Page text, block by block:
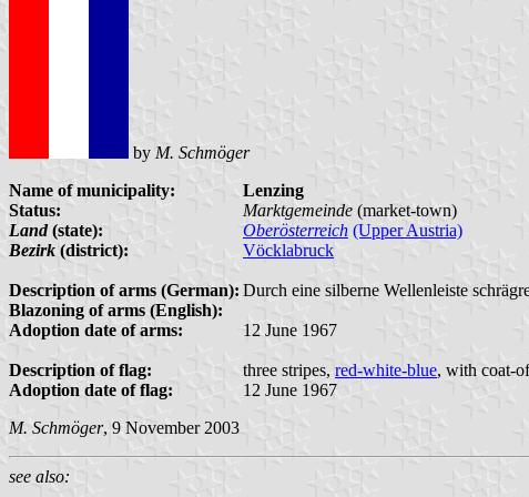
by M. Schmöger
Name of municipality:
Lenzing
Status:
Marktgemeinde (market-town)
Land(state): Oberösterreich (Upper Austria)
Bezirk (district): Vöcklabruck
Description of arms (German): Durch eine silberne Wellenleiste
Blazoning of arms (English):
Adoption date of arms:
12 June 1967
Description of flag: three stripes, red-white-blue, with coat-
Adoption date of flag:
12 June 1967
M. Schmöger, 9 November 2003
see also: